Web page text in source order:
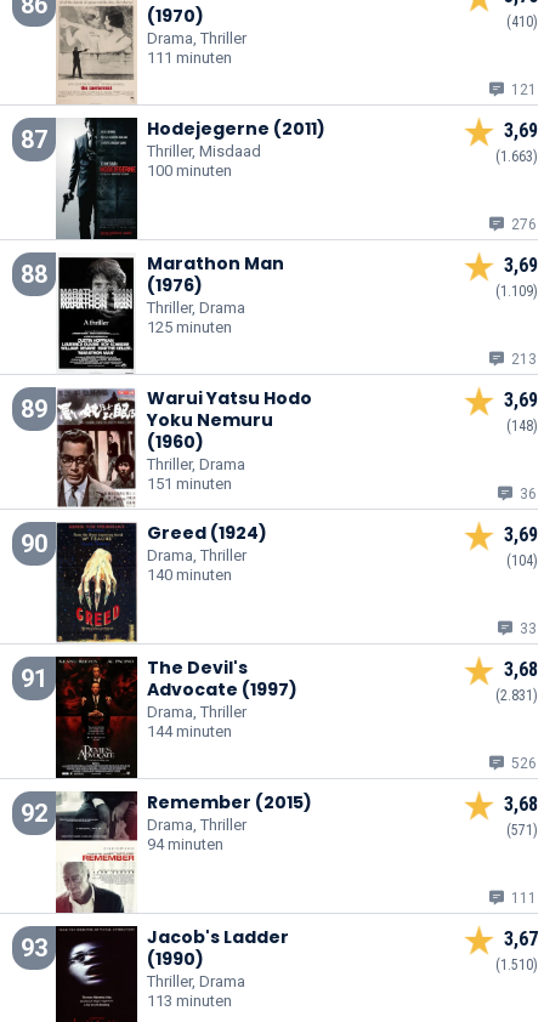
(1970)
Drama, Thriller
111 minuten
(410)
121
87 Hodejegerne (2011)
Thriller, Misdaad
100 minuten
3,69
(1.663)
276
88
Marathon Man
(1976)
Thriller, Drama
125 minuten
3,69
(1.109)
213
89
Warui Yatsu Hodo
Yoku Nemuru
(1960)
Thriller, Drama
151 minuten
3,69
(148)
36
90 Greed (1924)
Drama, Thriller
140 minuten
3,69
(104)
33
91
The Devil's
Advocate (1997)
Drama, Thriller
144 minuten
3,68
(2.831)
526
92 Remember (2015)
Drama, Thriller
94 minuten
3,68
(571)
111
93
Jacob's Ladder
(1990)
Thriller, Drama
113 minuten
3,67
(1.510)